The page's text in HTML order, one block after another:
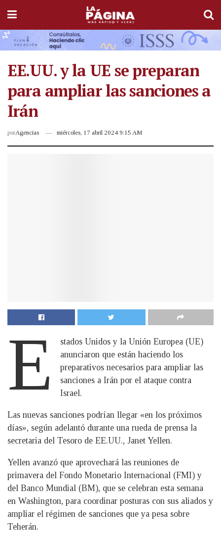
EE.UU. y la UE se preparan
para ampliar las sanciones a
Irán
porAgencias miércoles, 17 abril 2024 9:15 AM
E
stados Unidos y la Unión Europea (UE)
anunciaron que están haciendo los
preparativos necesarios para ampliar las
sanciones a Irán por el ataque contra
Israel.
Las nuevas sanciones podrían llegar «en los próximos
días», según adelantó durante una rueda de prensa la
secretaria del Tesoro de EE.UU., Janet Yellen.
Yellen avanzó que aprovechará las reuniones de
primavera del Fondo Monetario Internacional (FMI) y
del Banco Mundial (BM), que se celebran esta semana
en Washington, para coordinar posturas con sus aliados y
ampliar el régimen de sanciones que ya pesa sobre
Teherán.